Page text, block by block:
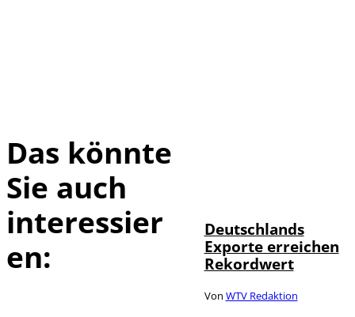
Das könnte
Sie auch
interessier
en:
Deutschlands
Exporte erreichen
Rekordwert
Von WTV Redaktion